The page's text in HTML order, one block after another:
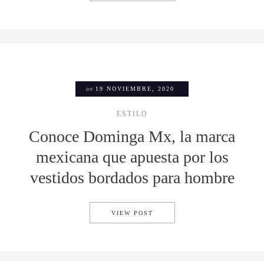
on 19 NOVIEMBRE, 2020
ESTILO
Conoce Dominga Mx, la marca
mexicana que apuesta por los
vestidos bordados para hombre
VIEW POST